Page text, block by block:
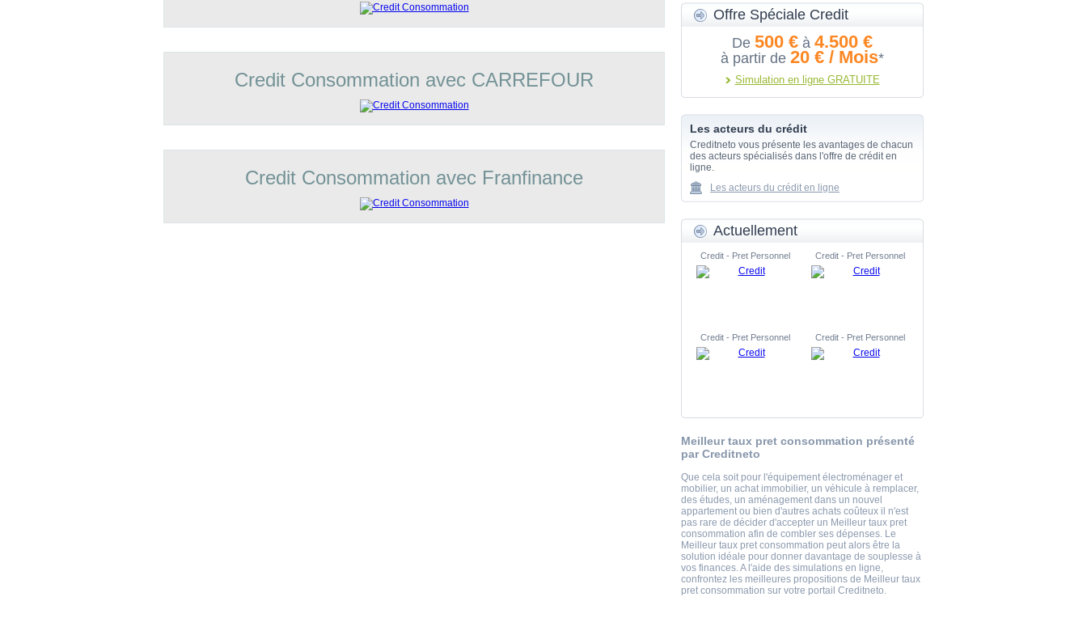
Credit Consommation avec CARREFOUR
Credit Consommation avec Franfinance
Offre Spéciale Credit
De 500 € à 4.500 €
à partir de 20 € / Mois*
Simulation en ligne GRATUITE
Les acteurs du crédit
Creditneto vous présente les avantages de chacun
des acteurs spécialisés dans l'offre de crédit en
ligne.
Les acteurs du crédit en ligne
Actuellement
Credit - Pret Personnel Credit - Pret Personnel
Credit - Pret Personnel Credit - Pret Personnel
Meilleur taux pret consommation présenté
par Creditneto
Que cela soit pour l'équipement électroménager et
mobilier, un achat immobilier, un véhicule à remplacer,
des études, un aménagement dans un nouvel
appartement ou bien d'autres achats coûteux il n'est
pas rare de décider d'accepter un Meilleur taux pret
consommation afin de combler ses dépenses. Le
Meilleur taux pret consommation peut alors être la
solution idéale pour donner davantage de souplesse à
vos finances. A l'aide des simulations en ligne,
confrontez les meilleures propositions de Meilleur taux
pret consommation sur votre portail Creditneto.